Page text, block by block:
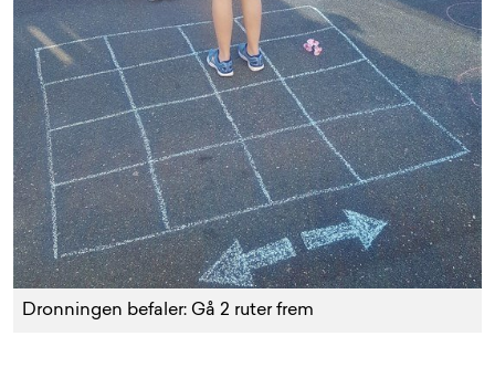
Dronningen befaler: Gå 2 ruter frem